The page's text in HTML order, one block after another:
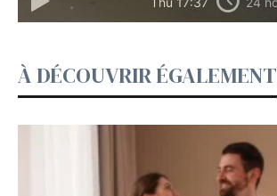
À DÉCOUVRIR ÉGALEMENT